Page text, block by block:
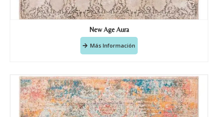
New Age Aura
Más Información